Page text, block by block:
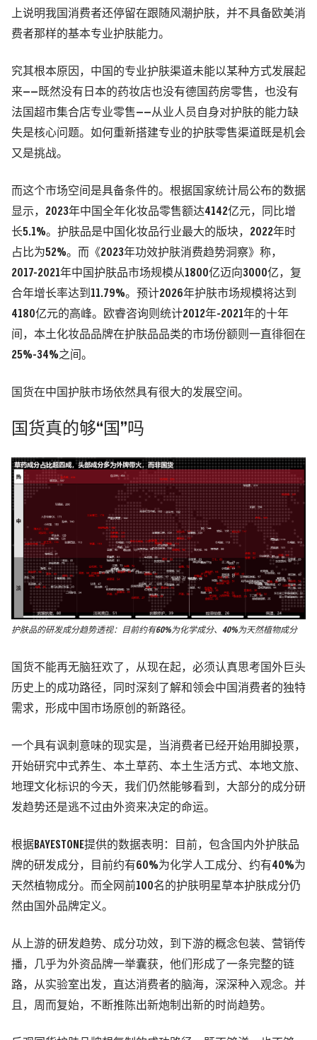
上说明我国消费者还停留在跟随风潮护肤，并不具备欧美消
费者那样的基本专业护肤能力。
究其根本原 因，中国的专业护肤渠道未能以某种方式发展起
来——既然没有日本的药妆店也没有德国药房零售，也没有
法国超市集合店专业零售——从业人员自身对护肤的能力缺
失是核心问题。 如何重新搭建专业的护肤零售渠道既是机会
又是挑战。
而这个市场空间是具备条件的。根据国家统计局公布的数据
显示，2023年中国全年化妆品零售额达4142亿元，同比增
长5.1%。护肤品是中国化妆品行业最大的版块，2022年时
占比为52%。而《2023年功效护肤消费趋势洞察》称，
2017-2021年中国护肤品市场规模从1800亿迈向3000亿，复
合年增长率达到11.79%。预计2026年护肤市场规模将达到
4180亿元的高峰。
欧睿咨询则统计2012年-2021年的十年
间，本土化妆品品牌在护肤品品类的市场份额则一直徘徊在
25%-34%之间。
国货在中国护肤市场依然具有很大的发展空间。
国货真的够“国”吗
护肤品的研发成分趋势透视：目前约有60%为化学成分、40%为天然植物成分
国货不能再无脑狂欢了，从现在起，必须认真思考国外巨头
历史上的成功路径，同时深刻了解和领会中国消费者的独特
需求，形成中国市场原创的新路径。
一个具有讽刺意味的现实是，当消费者已经开始用脚投票，
开始研究中式养生、本土草药、本土生活方式、本地文旅、
地理文化标识的今天，我们仍然能够看到，大部分的成分研
发趋势还是逃不过由外资来决定的命运。
根据BAYESTONE提供的数据表明：目前，包含国内外护肤品
牌的研发成分，目前约有60%为化学人工成分、约有40%为
天然植物成分。而全网前100名的护肤明星草本护肤成分仍
然由国外品牌定义。
从上游的研发趋势、成分功效，到下游的概念包装、营销传
播，几乎为外资品牌一举囊获，他们形成了一条完整的链
路，从实验室出发，直达消费者的脑海，深深种入观念。并
且，周而复始，不断推陈出新炮制出新的时尚趋势。